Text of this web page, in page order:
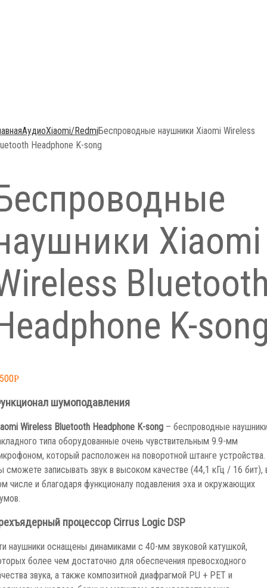
АудиоXiaomi/RedmiБеспроводные наушники Xiaomi Wireless
Headphone K-song
Xiaomi
K-
Р
шумоподавления
Wireless Bluetooth Headphone K-song – беспроводные
типа оборудованные очень чувствительным 9.9-мм
который расположен на поворотной штанге устройства.
сможете записывать звук в высоком качестве (44,1 кГц / 16 бит),
числе и благодаря функционалу подавления эха и окружающих
процессор Cirrus Logic DSP
наушники оснащены динамиками с 40-мм звуковой катушкой,
более чем достаточно для обеспечения превосходного
звука, а также композитной диафрагмой PU + PET и